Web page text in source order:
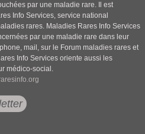
par une maladie rare. Il est
Info Services, service national
rares. Maladies Rares Info Services
par une maladie rare dans leur
mail, sur le Forum maladies rares et
Info Services oriente aussi les
médico-social.